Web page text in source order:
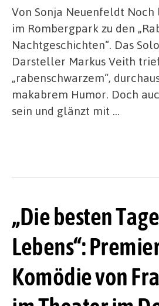
Von Sonja Neuenfeldt
im Rombergpark zu den
Nachtgeschichten“. Das
Darsteller Markus Veith
„rabenschwarzem“,
makabrem Humor. Doch
sein und glänzt mit …
„Die besten
Lebens“:
Komödie von